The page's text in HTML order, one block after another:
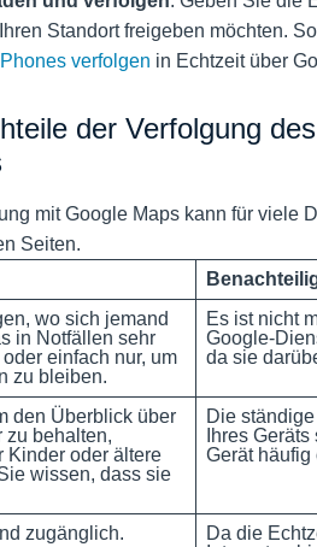
Standort freigeben möchten.
verfolgen in Echtzeit über
der Verfolgung
mit Google Maps kann für viele
Seiten.
wo sich jemand
in Notfällen sehr
einfach nur, um
zu bleiben.
Es ist nicht
Google-
da sie
den Überblick über
zu behalten,
Kinder oder ältere
wissen, dass sie
Die
Ihres
Gerät häufig
zugänglich.
Da die